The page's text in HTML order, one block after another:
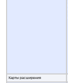
Карты расширения